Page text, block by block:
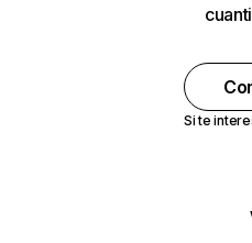
Si te